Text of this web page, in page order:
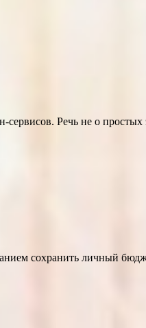
сервисов. Речь не о
сохранить личный